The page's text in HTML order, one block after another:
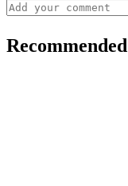
Recommended